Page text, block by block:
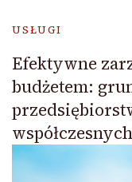
USŁUGI
Efektywne
budżetem: